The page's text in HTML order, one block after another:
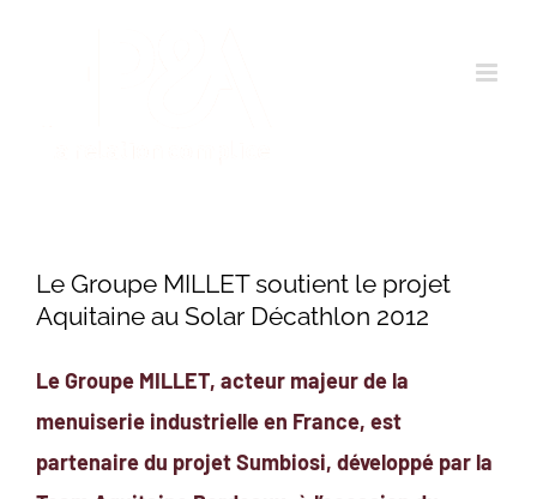
Le Groupe MILLET soutient le projet
Aquitaine au Solar Décathlon 2012
Le Groupe MILLET, acteur majeur de la
menuiserie industrielle en France, est
partenaire du projet Sumbiosi, développé par la